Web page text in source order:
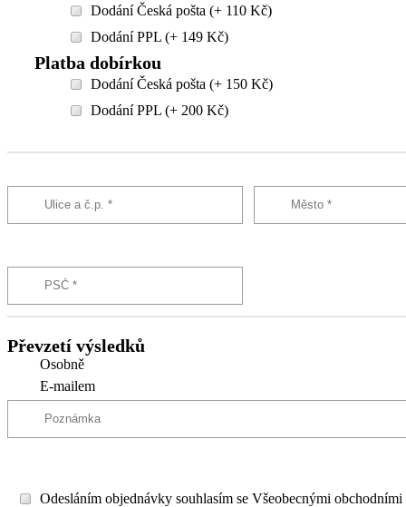
Dodání Česká pošta (+ 110 Kč)
Dodání PPL (+ 149 Kč)
Platba dobírkou
Dodání Česká pošta (+ 150 Kč)
Dodání PPL (+ 200 Kč)
Převzetí výsledků
Osobně
E-mailem
Odesláním objednávky souhlasím se Všeobecnými